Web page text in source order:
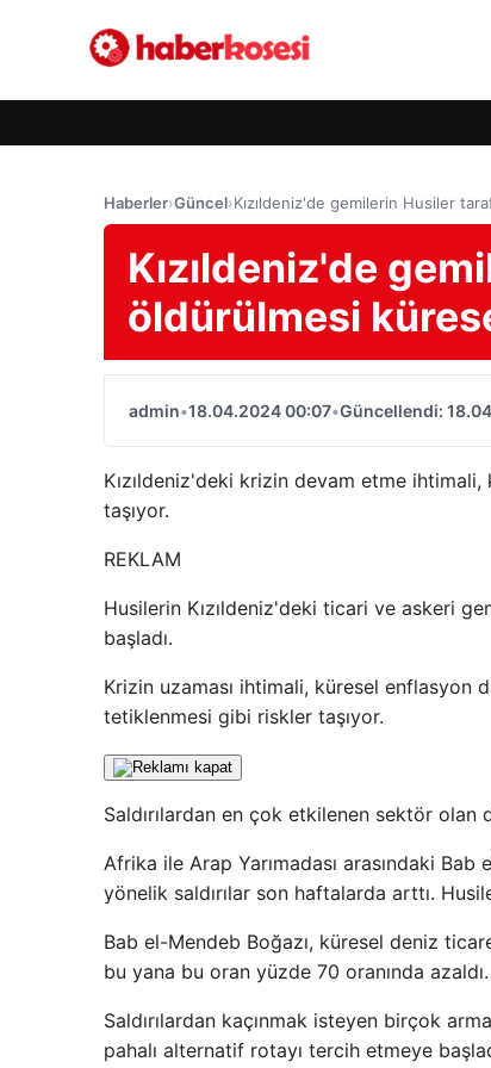
Haberler›Güncel›Kızıldeniz'de gemilerin Husiler
Kızıldeniz'de
öldürülmesi
admin•18.04.2024 00:07•Güncellendi:
Kızıldeniz'deki krizin devam etme
taşıyor.
REKLAM
Husilerin Kızıldeniz'deki ticari ve askeri
başladı.
Krizin uzaması ihtimali, küresel enflasyon
tetiklenmesi gibi riskler taşıyor.
Saldırılardan en çok etkilenen sektör olan
Afrika ile Arap Yarımadası arasındaki
yönelik saldırılar son haftalarda arttı.
Bab el-Mendeb Boğazı, küresel deniz
bu yana bu oran yüzde 70 oranında azaldı.
Saldırılardan kaçınmak isteyen birçok
pahalı alternatif rotayı tercih etmeye